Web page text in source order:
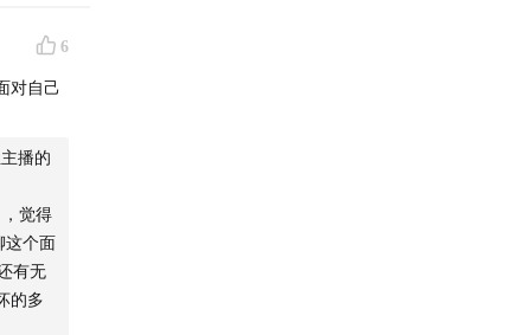
使般
承担
到：
6
对自己
播的
觉得
这个面
有无
的多